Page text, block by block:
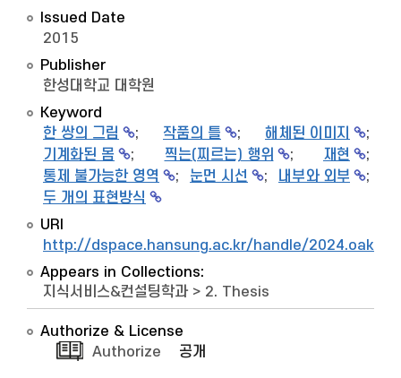
Issued Date
2015
Publisher
한성대학교 대학원
Keyword
한 쌍의 그림
; 작품의 틀 ; 해체된 이미지
;
기계화된 몸
; 찍는(찌르는) 행위 ; 재현
;
통제 불가능한 영역
; 눈먼 시선 ; 내부와 외부
;
두 개의 표현방식
URI
http://dspace.hansung.ac.kr/handle/2024.oak/
Appears in Collections:
지식서비스&컨설팅학과 > 2. Thesis
Authorize & License
Authorize
공개